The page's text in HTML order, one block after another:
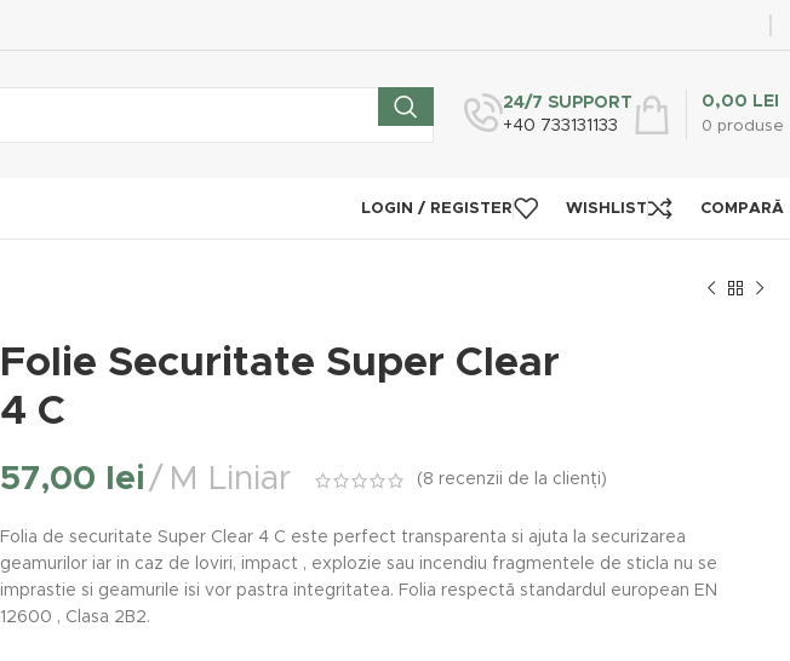
24/7 SUPPORT
+40 733131133
0 produse
0,00 LEI
LOGIN / REGISTER WISHLIST COMPARĂ
Folie Securitate Super Clear
4 C
57,00 lei M Liniar (8 recenzii de la clienți)
Folia de securitate Super Clear 4 C este perfect transparenta si ajuta la securizarea
geamurilor iar in caz de loviri, impact , explozie sau incendiu fragmentele de sticla nu se
imprastie si geamurile isi vor pastra integritatea. Folia respectă standardul european EN
12600 , Clasa 2B2.